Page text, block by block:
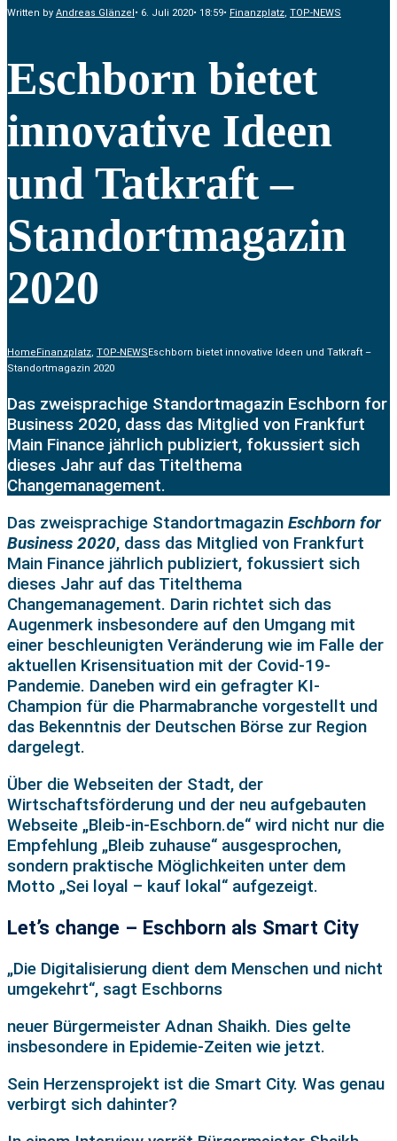
Written by Andreas Glänzel• 6. Juli 2020• 18:59• Finanzplatz, TOP-NEWS
Eschborn bietet
innovative Ideen
und Tatkraft –
Standortmagazin
2020
HomeFinanzplatz, TOP-NEWSEschborn bietet innovative Ideen und Tatkraft –
Standortmagazin 2020
Das zweisprachige Standortmagazin Eschborn for
Business 2020, dass das Mitglied von Frankfurt
Main Finance jährlich publiziert, fokussiert sich
dieses Jahr auf das Titelthema
Changemanagement.
Das zweisprachige Standortmagazin Eschborn for
Business 2020, dass das Mitglied von Frankfurt
Main Finance jährlich publiziert, fokussiert sich
dieses Jahr auf das Titelthema
Changemanagement. Darin richtet sich das
Augenmerk insbesondere auf den Umgang mit
einer beschleunigten Veränderung wie im Falle der
aktuellen Krisensituation mit der Covid-19-
Pandemie. Daneben wird ein gefragter KI-
Champion für die Pharmabranche vorgestellt und
das Bekenntnis der Deutschen Börse zur Region
dargelegt.
Über die Webseiten der Stadt, der
Wirtschaftsförderung und der neu aufgebauten
Webseite „Bleib-in-Eschborn.de“ wird nicht nur die
Empfehlung „Bleib zuhause“ ausgesprochen,
sondern praktische Möglichkeiten unter dem
Motto „Sei loyal – kauf lokal“ aufgezeigt.
Let’s change – Eschborn als Smart City
„Die Digitalisierung dient dem Menschen und nicht
umgekehrt“, sagt Eschborns
neuer Bürgermeister Adnan Shaikh. Dies gelte
insbesondere in Epidemie-Zeiten wie jetzt.
Sein Herzensprojekt ist die Smart City. Was genau
verbirgt sich dahinter?